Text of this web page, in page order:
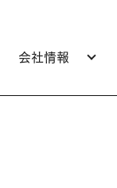
会社情報